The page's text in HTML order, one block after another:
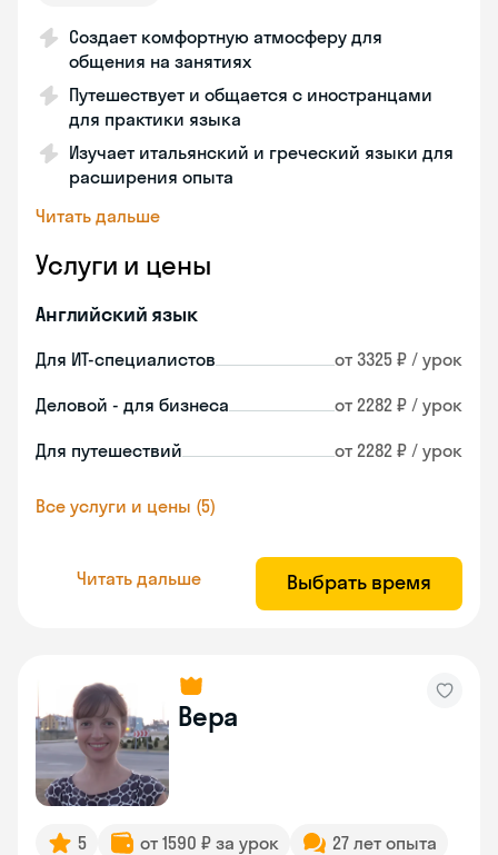
Создает комфортную атмосферу для
общения на занятиях
Путешествует и общается с иностранцами
для практики языка
Изучает итальянский и греческий языки для
расширения опыта
Читать дальше
Услуги и цены
Английский язык
Для ИТ-специалистов от 3325 ₽ / урок
Деловой - для бизнеса от 2282 ₽ / урок
Для путешествий от 2282 ₽ / урок
Все услуги и цены (5)
Читать дальше Выбрать время
Вера
5 от 1590 ₽ за урок
27 лет опыта